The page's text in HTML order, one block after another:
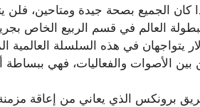
كان الجميع بصحة جيدة ومتاحين،
يتواجهان في هذه السلسلة
بين الأصوات والفعاليات، فهي
برونكس الذي يعاني من إعاقة